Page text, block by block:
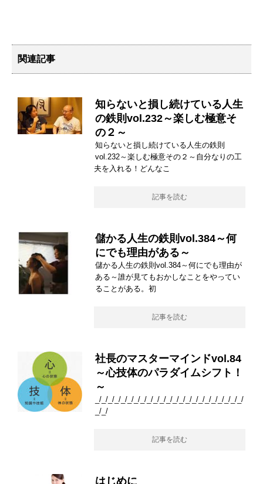
関連記事
知らないと損し続けている人生
の鉄則vol.232～楽しむ極意そ
の２～
知らないと損し続けている人生の鉄則
vol.232～楽しむ極意その２～自分なりの工
夫を入れる！どんなこ
記事を読む
儲かる人生の鉄則vol.384～何
にでも理由がある～
儲かる人生の鉄則vol.384～何にでも理由が
ある～誰が見てもおかしなことをやってい
ることがある。初
記事を読む
社長のマスターマインドvol.84
～心技体のパラダイムシフト！
～
_/_/_/_/_/_/_/_/_/_/_/_/_/_/_/_/_/_/_/_/_/_/_/
_/_/
記事を読む
はじめに